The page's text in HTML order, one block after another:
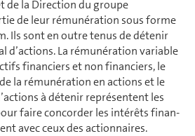
de la Direction du groupe
de leur rémunération sous forme
Ils sont en outre tenus de détenir
d’actions. La rémunération variable
fi­nan­ciers et non fi­nan­ciers, le
la rémunération en actions et le
à détenir représentent les
faire concorder les intérêts fi­nan­
avec ceux des ac­tion­naires.